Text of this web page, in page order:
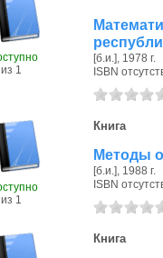
1
[б.и.], 1978 г.
ISBN
1
Книга
Методы
[б.и.], 1988 г.
ISBN
Книга